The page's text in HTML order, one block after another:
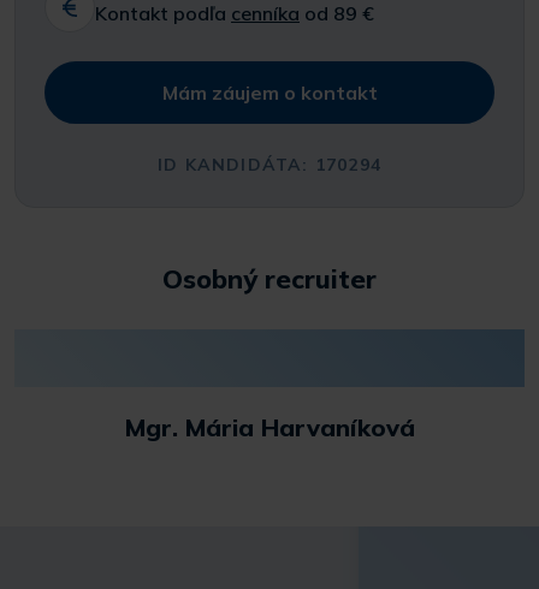
Kontakt podľa cenníka od 89 €
Mám záujem o kontakt
ID KANDIDÁTA: 170294
Osobný recruiter
Mgr. Mária Harvaníková